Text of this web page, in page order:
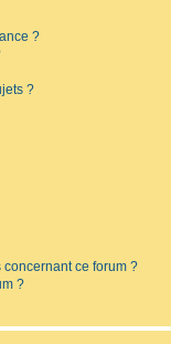
?
?
ce forum ?
?